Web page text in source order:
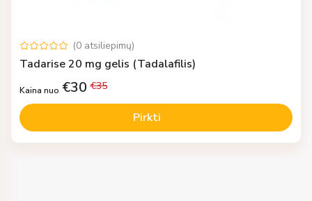
(0 atsiliepimų)
Tadarise 20 mg gelis (Tadalafilis)
Kaina nuo €30 €35
Pirkti